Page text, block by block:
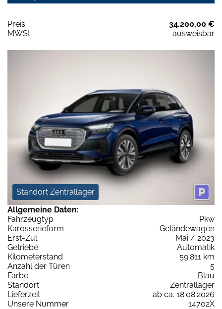
Preis:
34.200,00 €
MWSt:
ausweisbar
Standort Zentrallager
Allgemeine Daten:
Fahrzeugtyp
Pkw
Karosserieform
Geländewagen
Erst-Zul.
Mai / 2023
Getriebe
Automatik
Kilometerstand
59.811 km
Anzahl der Türen
5
Farbe
Blau
Standort
Zentrallager
Lieferzeit
ab ca. 18.08.2026
Unsere Nummer
14702X